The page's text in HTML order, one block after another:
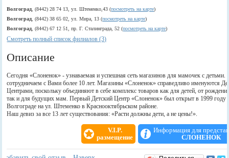
Волгоград , (8442) 28 74 13, ул. Штеменко,43 (посмотреть на карте)
Волгоград , (8442) 38 65 02, ул. Мира, 13 (посмотреть на карте)
Волгоград , (8442) 67 12 51, пр. Г. Сталинграда, 52 (посмотреть на карте)
Смотреть полный список филиалов (3)
Описание
Сегодня «Слоненок» - узнаваемая и успешная сеть магазинов для мамочек с
сотрудничаем с Вами более 10 лет. Магазины «Слоненок» справедливо именуются
Центрами, поскольку объединяют в себе комплекс товаров как для детей, от
так и для будущих мам. Первый Детский Центр «Слоненок» был открыт в 1999 году
Волгограде на ул. Штеменко в Краснооктябрьском районе.
Наш девиз за все 13 лет существования: «Расти должны дети, а не цены!».
V.I.P.
размещение
Информация для
СЛОНЕНОК